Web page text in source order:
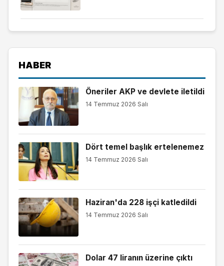
HABER
Öneriler AKP ve devlete iletildi
14 Temmuz 2026 Salı
Dört temel başlık ertelenemez
14 Temmuz 2026 Salı
Haziran'da 228 işçi katledildi
14 Temmuz 2026 Salı
Dolar 47 liranın üzerine çıktı